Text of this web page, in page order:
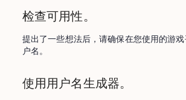
检查可用性。
提出了一些想法后，请确保在您使用的游
户名。
使用用户名生成器。